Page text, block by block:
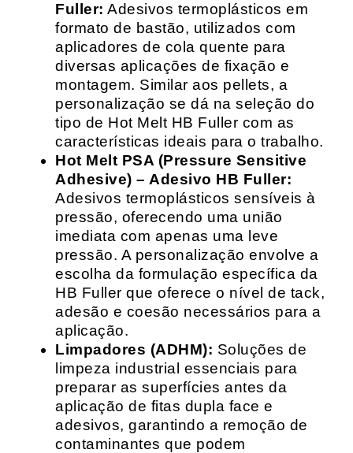
Fuller: Adesivos termoplásticos em
formato de bastão, utilizados com
aplicadores de cola quente para
diversas aplicações de fixação e
montagem. Similar aos pellets, a
personalização se dá na seleção do
tipo de Hot Melt HB Fuller com as
características ideais para o trabalho.
Hot Melt PSA (Pressure Sensitive
Adhesive) – Adesivo HB Fuller:
Adesivos termoplásticos sensíveis à
pressão, oferecendo uma união
imediata com apenas uma leve
pressão. A personalização envolve a
escolha da formulação específica da
HB Fuller que oferece o nível de tack,
adesão e coesão necessários para a
aplicação.
Limpadores (ADHM): Soluções de
limpeza industrial essenciais para
preparar as superfícies antes da
aplicação de fitas dupla face e
adesivos, garantindo a remoção de
contaminantes que podem